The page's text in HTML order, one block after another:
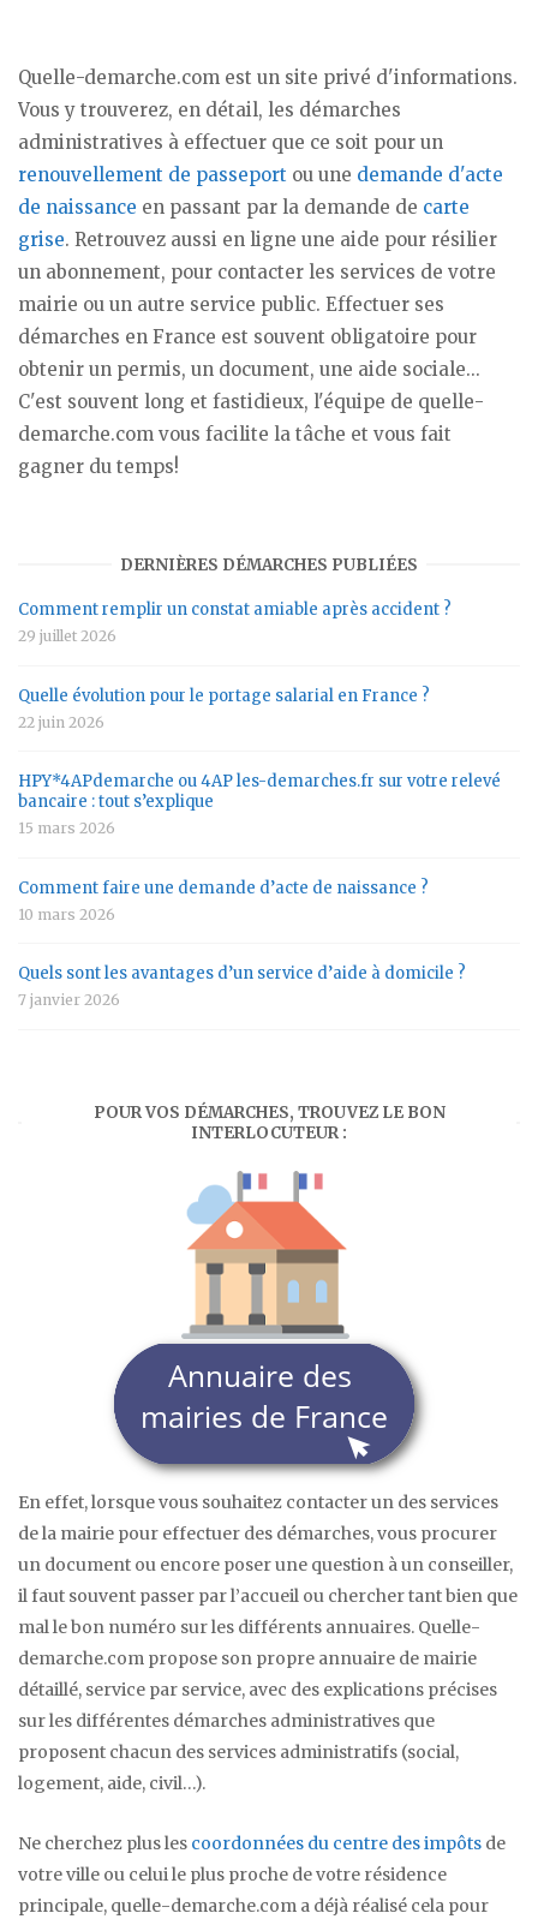
Quelle-demarche.com est un site privé d'informations.
Vous y trouverez, en détail, les démarches
administratives à effectuer que ce soit pour un
renouvellement de passeport ou une demande d'acte
de naissance en passant par la demande de carte
grise. Retrouvez aussi en ligne une aide pour résilier
un abonnement, pour contacter les services de votre
mairie ou un autre service public. Effectuer ses
démarches en France est souvent obligatoire pour
obtenir un permis, un document, une aide sociale...
C'est souvent long et fastidieux, l'équipe de quelle-
demarche.com vous facilite la tâche et vous fait
gagner du temps!
DERNIÈRES DÉMARCHES PUBLIÉES
Comment remplir un constat amiable après accident ?
29 juillet 2026
Quelle évolution pour le portage salarial en France ?
22 juin 2026
HPY*4APdemarche ou 4AP les-demarches.fr sur votre relevé
bancaire : tout s’explique
15 mars 2026
Comment faire une demande d’acte de naissance ?
10 mars 2026
Quels sont les avantages d’un service d’aide à domicile ?
7 janvier 2026
POUR VOS DÉMARCHES, TROUVEZ LE BON
INTERLOCUTEUR :
En effet, lorsque vous souhaitez contacter un des services
de la mairie pour effectuer des démarches, vous procurer
un document ou encore poser une question à un conseiller,
il faut souvent passer par l’accueil ou chercher tant bien que
mal le bon numéro sur les différents annuaires. Quelle-
demarche.com propose son propre annuaire de mairie
détaillé, service par service, avec des explications précises
sur les différentes démarches administratives que
proposent chacun des services administratifs (social,
logement, aide, civil…).
Ne cherchez plus les coordonnées du centre des impôts de
votre ville ou celui le plus proche de votre résidence
principale, quelle-demarche.com a déjà réalisé cela pour